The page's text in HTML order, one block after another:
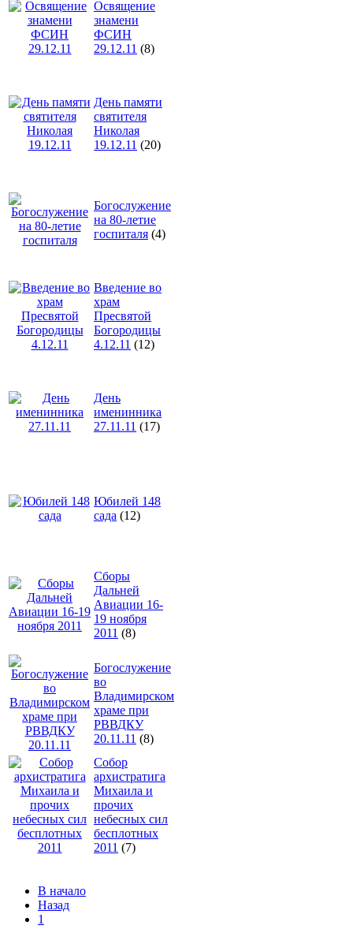
Освящение
знамени
ФСИН
29.12.11 (8)
День памяти
святителя
Николая
19.12.11 (20)
Богослужение
на 80-летие
госпиталя (4)
Введение во
храм
Пресвятой
Богородицы
4.12.11 (12)
День
именинника
27.11.11 (17)
Юбилей 148
сада (12)
Сборы
Дальней
Авиации 16-
19 ноября
2011 (8)
Богослужение
во
Владимирском
храме при
РВВДКУ
20.11.11 (8)
Собор
архистратига
Михаила и
прочих
небесных сил
бесплотных
2011 (7)
В начало
Назад
1